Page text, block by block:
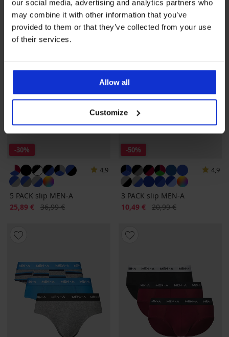
our social media, advertising and analytics partners who
may combine it with other information that you’ve
provided to them or that they’ve collected from your use
of their services.
Allow all
Customize
-30%
4,9
5 PACK slip MEN-A
Sconto
25,89 € Prezzo originale
36,99 €
-50%
4,9
3 PACK slip MEN-A
Sconto
10,49 € Prezzo originale
20,99 €